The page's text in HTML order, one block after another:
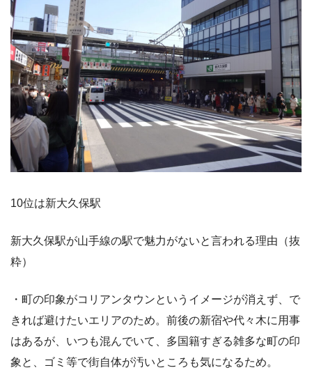
10位は新大久保駅
新大久保駅が山手線の駅で魅力がないと言われる理由（抜
粋）
・町の印象がコリアンタウンというイメージが消えず、で
きれば避けたいエリアのため。前後の新宿や代々木に用事
はあるが、いつも混んでいて、多国籍すぎる雑多な町の印
象と、ゴミ等で街自体が汚いところも気になるため。